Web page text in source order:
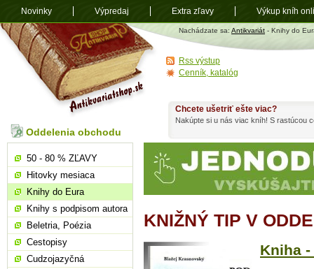
Antikvariát
shop.sk
Nachádzate sa: Antikvariát - Knihy do
KNIŽNÝ TIP V
Kniha
Chcete ušetriť ešte viac?
Nakúpte si u nás viac kníh! S rastúcou
Oddelenia obchodu
50 - 80 % ZĽAVY
Hitovky mesiaca
Knihy do Eura
Knihy s podpisom autora
Beletria, Poézia
Cestopisy
Cudzojazyčná
Rss výstup
Cenník, katalóg
Novinky Výpredaj Extra zľavy Výkup kníh